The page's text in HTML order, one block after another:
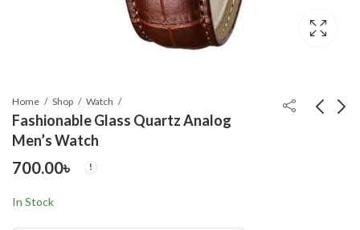
Home Shop Watch
Fashionable Glass Quartz Analog
Men’s Watch
700.00৳
In Stock